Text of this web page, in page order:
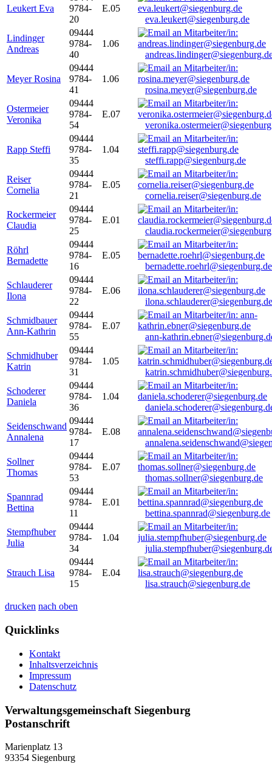
Leukert Eva
9784-
20
E.05
eva.leukert@siegenburg.de
Lindinger
Andreas
09444
9784-
40
1.06
Meyer Rosina
09444
9784-
41
1.06
rosina.meyer@siegenburg.de
Ostermeier
Veronika
09444
9784-
54
E.07
Rapp Steffi
09444
9784-
35
1.04
steffi.rapp@siegenburg.de
Reiser
Cornelia
09444
9784-
21
E.05
cornelia.reiser@siegenburg.de
Rockermeier
Claudia
09444
9784-
25
E.01
Röhrl
Bernadette
09444
9784-
16
E.05
bernadette.roehrl@siegenburg.de
Schlauderer
Ilona
09444
9784-
22
E.06
ilona.schlauderer@siegenburg.de
Schmidbauer
Ann-Kathrin
09444
9784-
55
E.07
ann-
Schmidhuber
Katrin
09444
9784-
31
1.05
Schoderer
Daniela
09444
9784-
36
1.04
Seidenschwand
Annalena
09444
9784-
17
E.08
Sollner
Thomas
09444
9784-
53
E.07
thomas.sollner@siegenburg.de
Spannrad
Bettina
09444
9784-
11
E.01
bettina.spannrad@siegenburg.de
Stempfhuber
Julia
09444
9784-
34
1.04
Strauch Lisa
09444
9784-
15
E.04
lisa.strauch@siegenburg.de
drucken nach oben
Quicklinks
Kontakt
Inhaltsverzeichnis
Impressum
Datenschutz
Verwaltungsgemeinschaft Siegenburg
Postanschrift
Marienplatz 13
93354 Siegenburg